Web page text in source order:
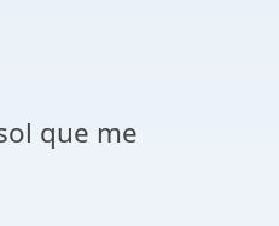
que me